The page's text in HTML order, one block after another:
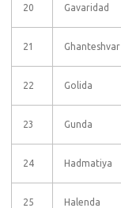
20 Gavaridad
21 Ghanteshvar
22 Golida
23 Gunda
24 Hadmatiya
25 Halenda